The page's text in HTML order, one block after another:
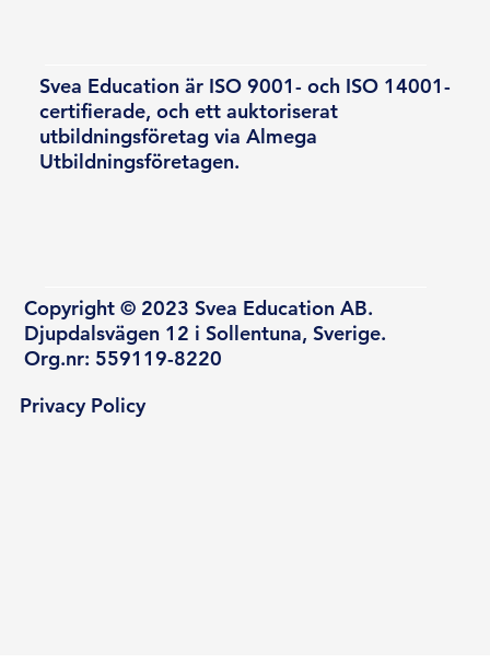
Svea Education är ISO 9001- och ISO 14001-
certifierade, och ett auktoriserat
utbildningsföretag via Almega
Utbildningsföretagen.
Copyright © 2023 Svea Education AB.
Djupdalsvägen 12 i Sollentuna, Sverige.
Org.nr: 559119-8220
Privacy Policy